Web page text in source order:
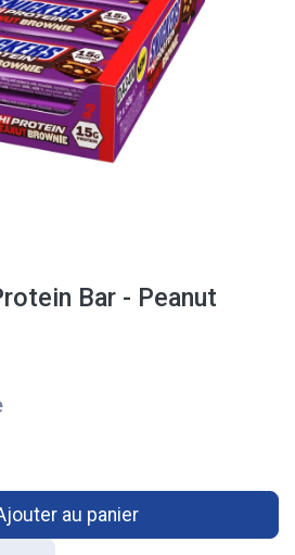
Bar - Peanut
au panier